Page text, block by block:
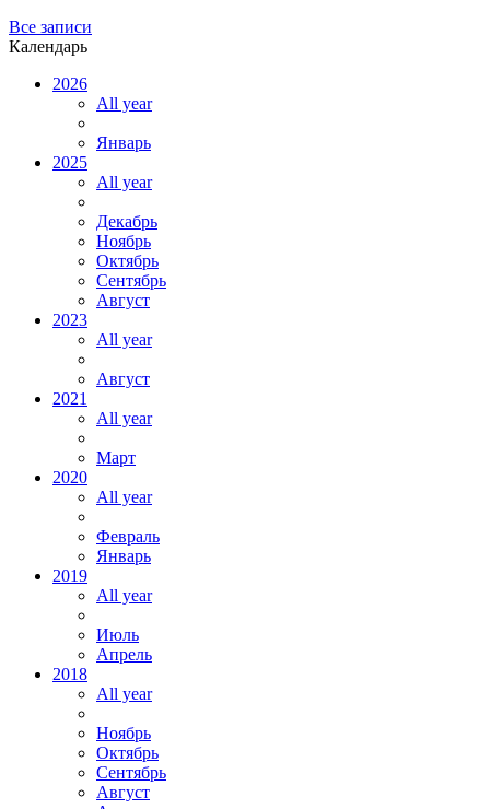
Все записи
Календарь
2026
All year
Январь
2025
All year
Декабрь
Ноябрь
Октябрь
Сентябрь
Август
2023
All year
Август
2021
All year
Март
2020
All year
Февраль
Январь
2019
All year
Июль
Апрель
2018
All year
Ноябрь
Октябрь
Сентябрь
Август